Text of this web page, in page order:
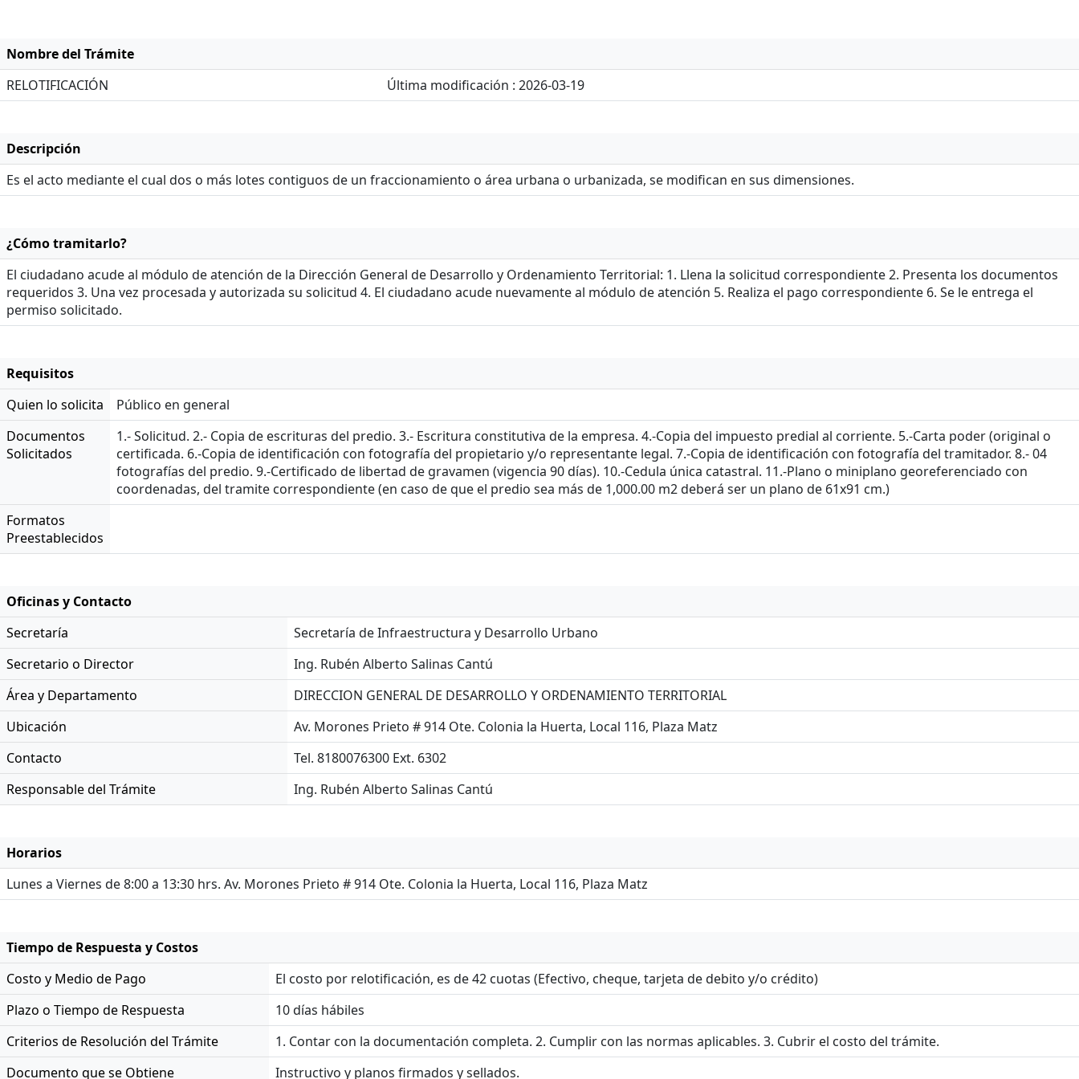
Nombre del Trámite
RELOTIFICACIÓN
Última modificación : 2026-03-19
Descripción
Es el acto mediante el cual dos o más lotes contiguos de un fraccionamiento o área urbana o urbanizada, se modifican en sus dimensiones.
¿Cómo tramitarlo?
El ciudadano acude al módulo de atención de la Dirección General de Desarrollo y Ordenamiento Territorial: 1. Llena la solicitud correspondiente 2. Presenta los documentos
requeridos 3. Una vez procesada y autorizada su solicitud 4. El ciudadano acude nuevamente al módulo de atención 5. Realiza el pago correspondiente 6. Se le entrega el
permiso solicitado.
Requisitos
Quien lo solicita
Público en general
Documentos
Solicitados
1.- Solicitud. 2.- Copia de escrituras del predio. 3.- Escritura constitutiva de la empresa. 4.-Copia del impuesto predial al corriente. 5.-Carta poder (original o
certificada. 6.-Copia de identificación con fotografía del propietario y/o representante legal. 7.-Copia de identificación con fotografía del tramitador. 8.- 04
fotografías del predio. 9.-Certificado de libertad de gravamen (vigencia 90 días). 10.-Cedula única catastral. 11.-Plano o miniplano georeferenciado con
coordenadas, del tramite correspondiente (en caso de que el predio sea más de 1,000.00 m2 deberá ser un plano de 61x91 cm.)
Formatos
Preestablecidos
Oficinas y Contacto
Secretaría
Secretaría de Infraestructura y Desarrollo Urbano
Secretario o Director
Ing. Rubén Alberto Salinas Cantú
Área y Departamento
DIRECCION GENERAL DE DESARROLLO Y ORDENAMIENTO TERRITORIAL
Ubicación
Av. Morones Prieto # 914 Ote. Colonia la Huerta, Local 116, Plaza Matz
Contacto
Tel. 8180076300 Ext. 6302
Responsable del Trámite
Ing. Rubén Alberto Salinas Cantú
Horarios
Lunes a Viernes de 8:00 a 13:30 hrs. Av. Morones Prieto # 914 Ote. Colonia la Huerta, Local 116, Plaza Matz
Tiempo de Respuesta y Costos
Costo y Medio de Pago
El costo por relotificación, es de 42 cuotas (Efectivo, cheque, tarjeta de debito y/o crédito)
Plazo o Tiempo de Respuesta
10 días hábiles
Criterios de Resolución del Trámite
1. Contar con la documentación completa. 2. Cumplir con las normas aplicables. 3. Cubrir el costo del trámite.
Documento que se Obtiene
Instructivo y planos firmados y sellados.